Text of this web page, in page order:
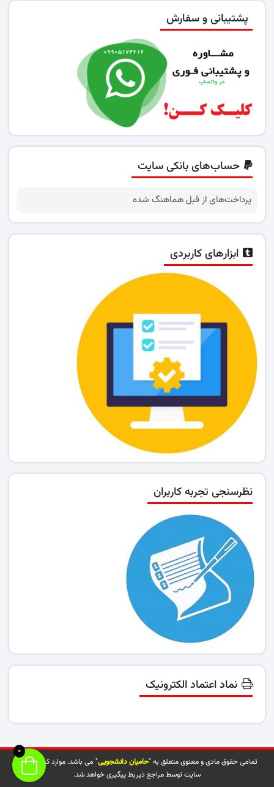
پشتیبانی و سفارش
حساب‌های بانکی سایت
پرداخت‌های از قبل هماهنگ شده
ابزارهای کاربردی
نظرسنجی تجربه کاربران
نماد اعتماد الکترونیک
تمامی حقوق مادی و معنوی متعلق به "حامیان دانشجویی" می باشد. موارد کپی شده از
سایت توسط مراجع ذیربط پیگیری خواهد شد.
0